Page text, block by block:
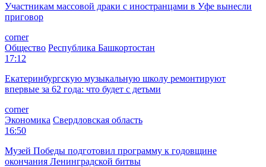
Участникам массовой драки с иностранцами в Уфе вынесли
приговор
corner
Общество Республика Башкортостан
17:12
Екатеринбургскую музыкальную школу ремонтируют
впервые за 62 года: что будет с детьми
corner
Экономика Свердловская область
16:50
Музей Победы подготовил программу к годовщине
окончания Ленинградской битвы